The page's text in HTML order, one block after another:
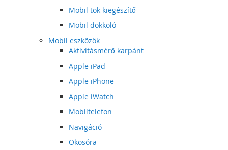
Mobil tok kiegészítő
Mobil dokkoló
Mobil eszközök
Aktivitásmérő karpánt
Apple iPad
Apple iPhone
Apple iWatch
Mobiltelefon
Navigáció
Okosóra